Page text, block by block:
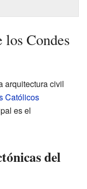
los Condes
arquitectura civil
Católicos
es el
del